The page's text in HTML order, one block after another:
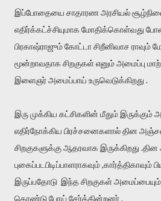
இப்போதையை சாதாரண அரசியல்
எதிர்க்கட்ச்சியுமாக மோதிக்கொள்வது
பிரகாஷ்ராஜும் கோட்டா சிறீனிவாச
மூன்றாவதாக சிறகுகள் எனும் அமைப்பு
இளைஞர் அமைப்பாய் உருவெடுக்கிறது .
இரு முக்கிய கட்சிகளின் மீதும் இருக்கும்
எதிர்நோக்கிய பிரச்சனைகளால் தின
சிறகுகளுக்கு ஆதரவாக இருக்கிறது
புகைப்படபிடிப்பாளராகவும் ,கார்த்திகாவும்
இருப்பதோடு இந்த சிறகுகள்
கொண்டு போய் சேர்க்கின்றனர் .